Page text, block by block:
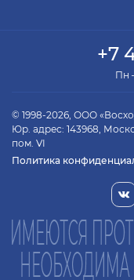
+7
Пн
© 1998-2026, ООО
Юр. адрес: 143968,
пом. VI
Политика